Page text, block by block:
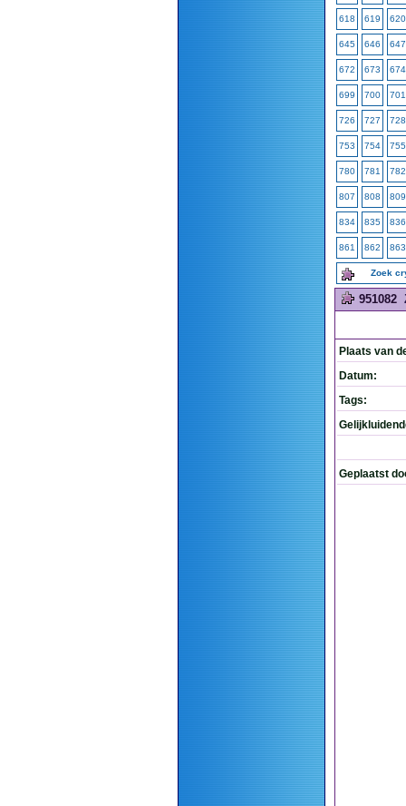
618 619 620
645 646 647
672 673 674
699 700 701
726 727 728
753 754 755
780 781 782
807 808 809
834 835 836
861 862 863
Zoek
951082
Plaats van
Datum:
Tags:
Geplaatst